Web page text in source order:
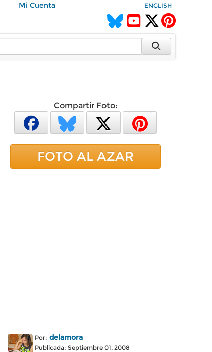
Mi Cuenta ENGLISH
Compartir Foto:
FOTO AL AZAR
Por: delamora
Publicada: Septiembre 01, 2008